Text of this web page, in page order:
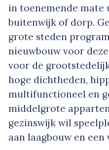
in toenemende mate
buitenwijk of dorp.
grote steden
nieuwbouw voor
voor de
hoge dichtheden,
multifunctioneel en
middelgrote
gezinswijk wil
aan laagbouw en